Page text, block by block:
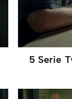
5 Serie